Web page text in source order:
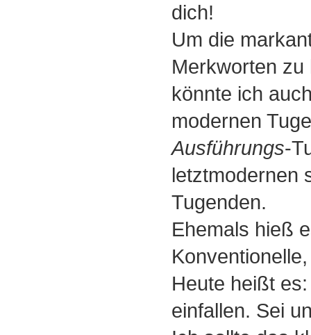
dich!
Um die
Merkworten
könnte ich
modernen
Ausführungs-
letztmodernen
Tugenden.
Ehemals hieß
Heute heißt
einfallen. Sei